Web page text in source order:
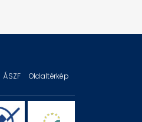
ÁSZF Oldaltérkép